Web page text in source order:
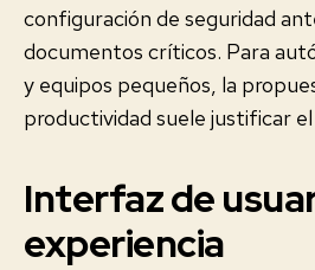
configuración de seguridad
documentos críticos. Para
y equipos pequeños, la
productividad suele justificar el
Interfaz de
experiencia